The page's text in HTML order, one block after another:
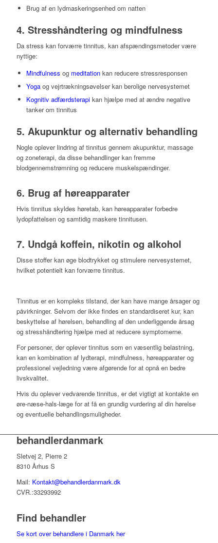
Brug af en lydmaskeringsenhed om natten
4. Stresshåndtering og mindfulness
Da stress kan forværre tinnitus, kan afspændingsmetoder være
nyttige:
Mindfulness og meditationkan reducere stressresponsen
Yogaog vejrtrækningsøvelser kan berolige nervesystemet
Kognitiv adfærdsterapikan hjælpe med at ændre negative
tanker om tinnitus
5. Akupunktur og alternativ behandling
Nogle oplever lindring af tinnitus gennem akupunktur, massage
og zoneterapi, da disse behandlinger kan fremme
blodgennemstrømning og reducere muskelspændinger.
6. Brug af høreapparater
Hvis tinnitus skyldes høretab, kan høreapparater forbedre
lydopfattelsen og samtidig maskere tinnitusen.
7. Undgå koffein, nikotin og alkohol
Disse stoffer kan øge blodtrykket og stimulere nervesystemet,
hvilket potentielt kan forværre tinnitus.
Tinnitus er en kompleks tilstand, der kan have mange årsager og
påvirkninger. Selvom der ikke findes en standardiseret kur, kan
beskyttelse af hørelsen, behandling af den underliggende årsag
og stresshåndtering hjælpe med at reducere symptomerne.
For personer, der oplever tinnitus som en væsentlig belastning,
kan en kombination af lydterapi, mindfulness, høreapparater og
professionel vejledning være afgørende for at opnå en bedre
livskvalitet.
Hvis du oplever vedvarende tinnitus, er det vigtigt at kontakte en
øre-næse-hals-læge for at få en grundig vurdering af din hørelse
og eventuelle behandlingsmuligheder.
behandlerdanmark
Sletvej 2, Pierre 2
8310 Århus S
Mail: Kontakt@behandlerdanmark.dk
CVR.:33293992
Find behandler
Se kort over behandlere i Danmark her